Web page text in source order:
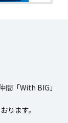
間「With BIG」
ります。